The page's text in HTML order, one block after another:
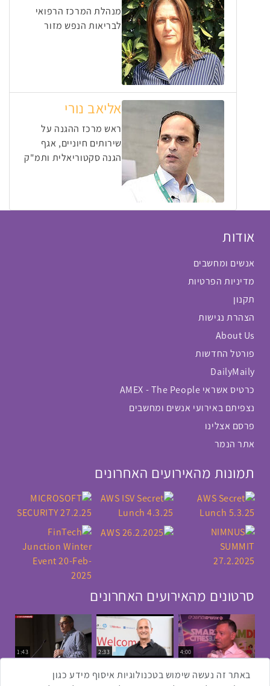
מנהלת המרכז הרפואי
לבריאות הנפש מזור
אליאב נורי
ראש מרכז ההגנה על
שירותים חיוניים, אגף
הגנה סקטוריאלית ותמ"ק
אודות
אנשים ומחשבים
מדיניות הפרטיות
תקנון
הצהרת נגישות
About Us
פורטל החדשות
DailyMaily
כרטיס אשראי AMEX - The People
נצפיתם באירועי אנשים ומחשבים
פרסם אצלינו
אתר הנמר
תמונות מהאירועים האחרונים
סרטונים מהאירועים האחרונים
4:00
2:33
1:43
באתר זה נעשה שימוש בטכנולוגיות איסוף מידע כגון